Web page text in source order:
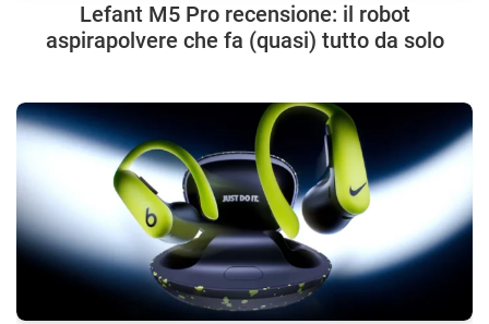
Lefant M5 Pro recensione: il robot
aspirapolvere che fa (quasi) tutto da solo